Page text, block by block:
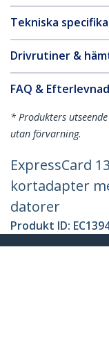
Tekniska
Drivrutiner &
FAQ & Efterlevnad
* Produkters
utan förvarning.
ExpressCard
kortadapter
datorer
Produkt ID: